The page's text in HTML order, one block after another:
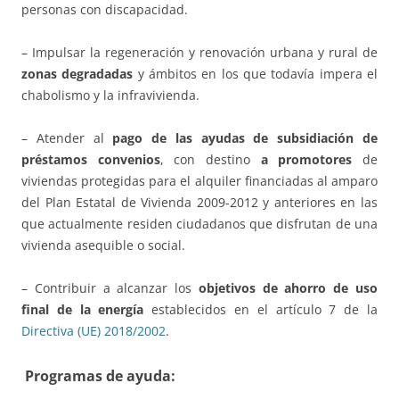
personas con discapacidad.
– Impulsar la regeneración y renovación urbana y rural de
zonas degradadas y ámbitos en los que todavía impera el
chabolismo y la infravivienda.
– Atender al pago de las ayudas de subsidiación de
préstamos convenios, con destino a promotores de
viviendas protegidas para el alquiler financiadas al amparo
del Plan Estatal de Vivienda 2009-2012 y anteriores en las
que actualmente residen ciudadanos que disfrutan de una
vivienda asequible o social.
– Contribuir a alcanzar los objetivos de ahorro de uso
final de la energía establecidos en el artículo 7 de la
Directiva (UE) 2018/2002.
Programas de ayuda: